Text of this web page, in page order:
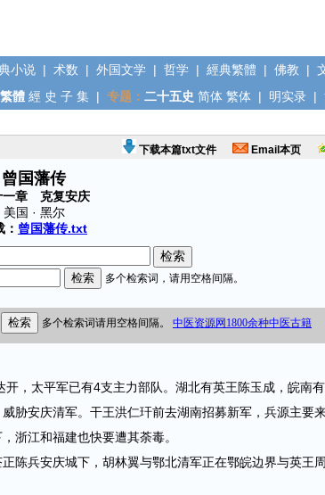
小说 | 术数 | 外国文学 | 哲学 | 經典繁體 | 佛教 |
體 經 史 子 集 | 专题： 二十五史 简体 繁体 | 明实录 |
下载本篇txt文件 Email本页
曾国藩传
一章 克复安庆
美国 · 黑尔
： 曾国藩传.txt
太平军已有4支主力部队。湖北有英王陈玉成，皖南
胁安庆清军。干王洪仁玕前去湖南招募新军，兵源主要
浙江和福建也快要遭其荼毒。
兵安庆城下，胡林翼与鄂北清军正在鄂皖边界与英王